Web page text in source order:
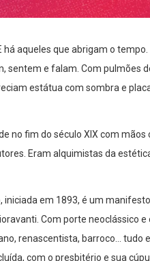
há aqueles que abrigam o
sentem e falam. Com pulmões
estátua com sombra e
no fim do século XIX com
Eram alquimistas da
iniciada em 1893, é um
Com porte neoclássico
renascentista, barroco… tudo
com o presbitério e sua